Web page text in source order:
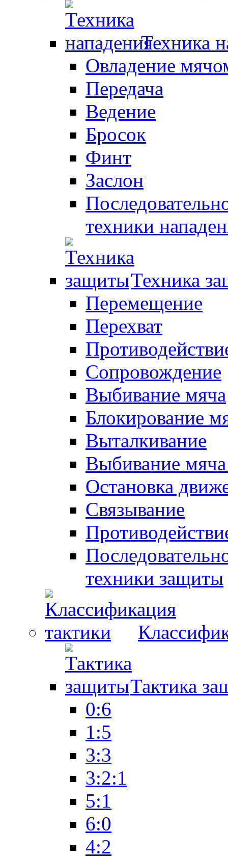
Техника
Овладение
Передача
Ведение
Бросок
Финт
Заслон
техники
Техника
Перемещение
Перехват
Сопровождение
Выбивание мяча
Блокирование
Выталкивание
Выбивание
Остановка
Связывание
техники защиты
Тактика
0:6
1:5
3:3
3:2:1
5:1
6:0
4:2